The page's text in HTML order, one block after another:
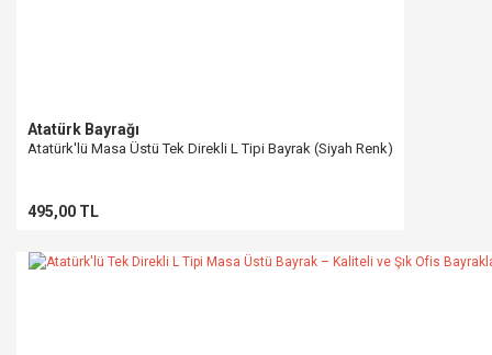
Atatürk Bayrağı
Atatürk'lü Masa Üstü Tek Direkli L Tipi Bayrak (Siyah Renk)
495,00 TL